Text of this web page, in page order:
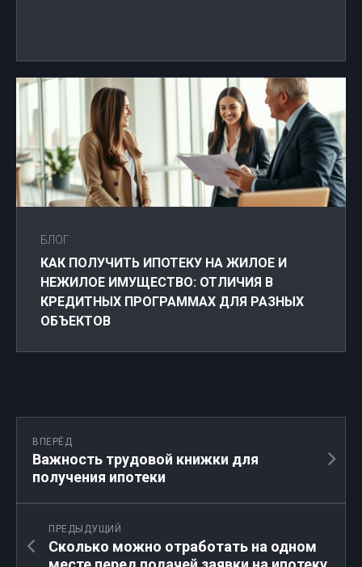
БЛОГ
КАК ПОЛУЧИТЬ ИПОТЕКУ НА ЖИЛОЕ И
НЕЖИЛОЕ ИМУЩЕСТВО: ОТЛИЧИЯ В
КРЕДИТНЫХ ПРОГРАММАХ ДЛЯ РАЗНЫХ
ОБЪЕКТОВ
ВПЕРЁД
Важность трудовой книжки для
получения ипотеки
ПРЕДЫДУЩИЙ
Сколько можно отработать на одном